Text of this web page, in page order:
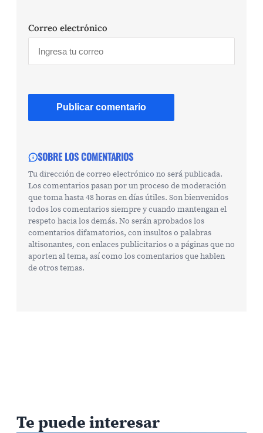
Correo electrónico
SOBRE LOS COMENTARIOS
Tu dirección de correo electrónico no será publicada.
Los comentarios pasan por un proceso de moderación
que toma hasta 48 horas en días útiles. Son bienvenidos
todos los comentarios siempre y cuando mantengan el
respeto hacia los demás. No serán aprobados los
comentarios difamatorios, con insultos o palabras
altisonantes, con enlaces publicitarios o a páginas que no
aporten al tema, así como los comentarios que hablen
de otros temas.
Te puede interesar